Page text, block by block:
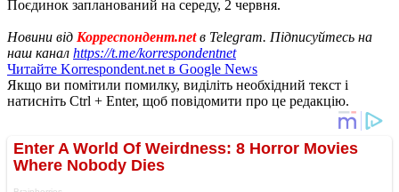
Поєдинок запланований на середу, 2 червня.
Новини від Корреспондент.netв Telegram. Підписуйтесь на
наш канал https://t.me/korrespondentnet
Читайте Korrespondent.net в Google News
Якщо ви помітили помилку, виділіть необхідний текст і
натисніть Ctrl + Enter, щоб повідомити про це редакцію.